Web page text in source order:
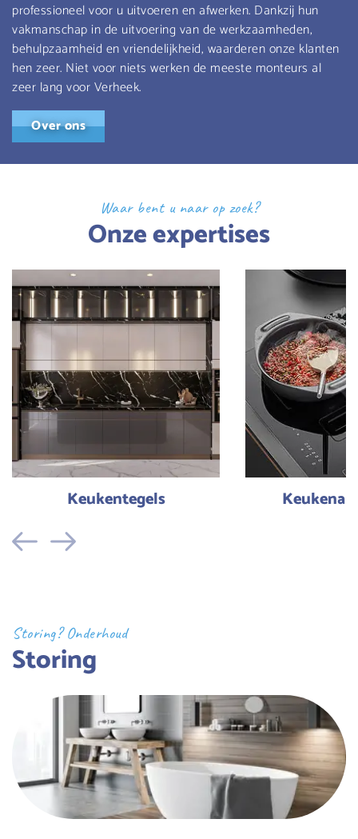
professioneel voor u uitvoeren en afwerken. Dankzij hun
vakmanschap in de uitvoering van de werkzaamheden,
behulpzaamheid en vriendelijkheid, waarderen onze klanten
hen zeer. Niet voor niets werken de meeste monteurs al
zeer lang voor Verheek.
Over ons
Waar bent u naar op zoek?
Onze expertises
Keukentegels
Storing? Onderhoud
Storing